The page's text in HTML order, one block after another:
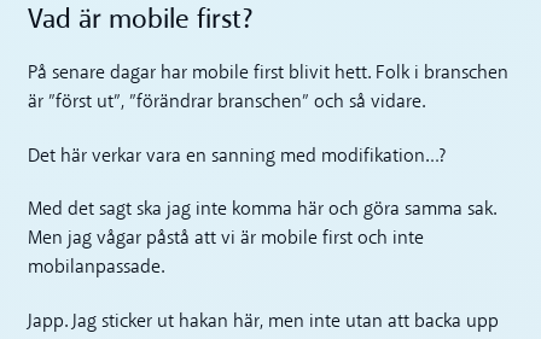
Vad är mobile first?
På senare dagar har mobile first blivit hett. Folk i branschen
är ”först ut”, ”förändrar branschen” och så vidare.
Det här verkar vara en sanning med modifikation…?
Med det sagt ska jag inte komma här och göra samma sak.
Men jag vågar påstå att vi är mobile first och inte
mobilanpassade.
Japp. Jag sticker ut hakan här, men inte utan att backa upp